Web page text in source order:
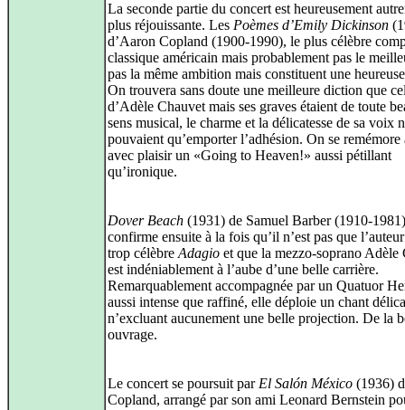
La seconde partie du concert est heureusement
plus réjouissante. Les Poèmes d’Emily Dickinson
d’Aaron Copland (1900-1990), le plus célèbre
classique américain mais probablement pas le
pas la même ambition mais constituent une
On trouvera sans doute une meilleure diction que
d’Adèle Chauvet mais ses graves étaient de toute
sens musical, le charme et la délicatesse de sa voix
pouvaient qu’emporter l’adhésion. On se remémore
avec plaisir un «Going to Heaven!» aussi pétillant
qu’ironique.
Dover Beach (1931) de Samuel Barber (1910-1981)
confirme ensuite à la fois qu’il n’est pas que
trop célèbre Adagio et que la mezzo-soprano Adèle
est indéniablement à l’aube d’une belle carrière.
Remarquablement accompagnée par un Quatuor
aussi intense que raffiné, elle déploie un chant
n’excluant aucunement une belle projection. De la
ouvrage.
Le concert se poursuit par El Salón México (1936)
Copland, arrangé par son ami Leonard Bernstein